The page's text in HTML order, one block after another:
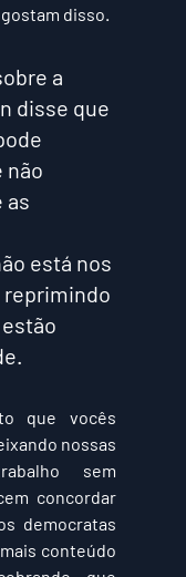
disso.
a
disse que
não
as
está nos
reprimindo
que vocês
nossas
sem
concordar
democratas
conteúdo